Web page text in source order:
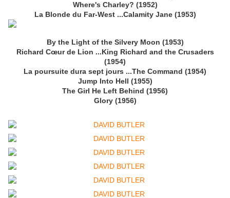
Where's Charley? (1952)
La Blonde du Far-West ...Calamity Jane (1953)
By the Light of the Silvery Moon (1953)
Richard Cœur de Lion ...King Richard and the Crusaders
(1954)
La poursuite dura sept jours ...The Command (1954)
Jump Into Hell (1955)
The Girl He Left Behind (1956)
Glory (1956)